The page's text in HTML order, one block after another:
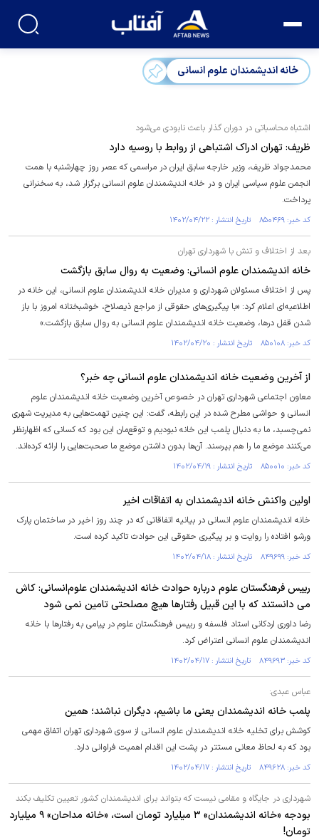
خانه اندیشمندان علوم انسانی
اشتباه محاسباتی در دوران گذار باعث نابودی می‌شود
ظریف: تهران ادراک اشتباهی از روابط با روسیه دارد
محمدجواد ظریف، وزیر خارجه سابق ایران در مراسمی که عصر روز چهارشنبه با همت
انجمن علوم سیاسی ایران و در خانه اندیشمندان علوم انسانی برگزار شد، به سخنرانی
پرداخت.
کد خبر: ۸۵۰۴۶۹ تاریخ انتشار : ۱۴۰۲/۰۴/۲۲
بعد از اختلاف و تنش با شهرداری تهران
خانه اندیشمندان علوم انسانی: وضعیت به روال سابق بازگشت
پس از اختلاف مسئولان شهرداری و مدیران خانه اندیشمندان علوم انسانی، این خانه در
اطلاعیه‌ای اعلام کرد: «با پیگیری‌های حقوقی از مراجع ذیصلاح، خوشبختانه امروز با باز
شدن قفل درها، وضعیت خانه اندیشمندان علوم انسانی به روال سابق بازگشت.»
کد خبر: ۸۵۰۱۰۸ تاریخ انتشار : ۱۴۰۲/۰۴/۲۰
از آخرین وضعیت خانه اندیشمندان علوم انسانی چه خبر؟
معاون اجتماعی شهرداری تهران در خصوص آخرین وضعیت خانه اندیشمندان علوم
انسانی و حواشی مطرح شده در این رابطه، گفت: این چنین تهمت‌هایی به مدیریت شهری
نمی‌چسبد، ما به دنبال پلمب این خانه نبودیم و توقع‌مان این بود که کسانی که اظهارنظر
می‌کنند موضع ما را هم بپرسند. آن‌ها بدون داشتن موضع ما صحبت‌هایی را ارائه کرده‌اند.
کد خبر: ۸۵۰۰۱۰ تاریخ انتشار : ۱۴۰۲/۰۴/۱۹
اولین واکنش خانه اندیشمندان به اتفاقات اخیر
خانه اندیشمندان علوم انسانی در بیانیه اتفاقاتی که در چند روز اخیر در ساختمان پارک
ورشو افتاده را روایت و بر پیگیری حقوقی این حوادث تاکید کرده است.
کد خبر: ۸۴۹۶۹۹ تاریخ انتشار : ۱۴۰۲/۰۴/۱۸
رییس فرهنگستان علوم درباره حوادث خانه اندیشمندان علوم‌انسانی: کاش
مى دانستند که با این قبیل رفتار‌ها هیچ مصلحتى تامین نمى شود
رضا داوری اردکانی استاد فلسفه و رییس فرهنگستان علوم در پیامی به رفتار‌ها با خانه
اندیشمندان علوم انسانی اعتراض کرد.
کد خبر: ۸۴۹۶۹۳ تاریخ انتشار : ۱۴۰۲/۰۴/۱۷
عباس عبدی:
پلمب خانه اندیشمندان یعنی ما باشیم، دیگران نباشند؛ همین
کوشش برای تخلیه خانه اندیشمندان علوم انسانی از سوی شهرداری تهران اتفاق مهمی
بود که به لحاظ معانی مستتر در پشت این اقدام اهمیت فراوانی دارد.
کد خبر: ۸۴۹۶۲۸ تاریخ انتشار : ۱۴۰۲/۰۴/۱۷
شهرداری در جایگاه و مقامی نیست که بتواند برای اندیشمندان کشور تعیین تکلیف بکند
بودجه «خانه اندیشمندان» ۳ میلیارد تومان است، «خانه مداحان» ۹ میلیارد
تومان!